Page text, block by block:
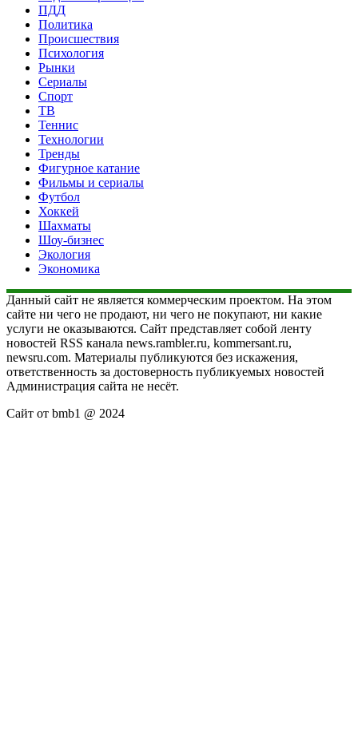
ПДД
Политика
Происшествия
Психология
Рынки
Сериалы
Спорт
ТВ
Теннис
Технологии
Тренды
Фигурное катание
Фильмы и сериалы
Футбол
Хоккей
Шахматы
Шоу-бизнес
Экология
Экономика
Данный сайт не является коммерческим проектом. На этом
сайте ни чего не продают, ни чего не покупают, ни какие
услуги не оказываются. Сайт представляет собой ленту
новостей RSS канала news.rambler.ru, kommersant.ru,
newsru.com. Материалы публикуются без искажения,
ответственность за достоверность публикуемых новостей
Администрация сайта не несёт.
Сайт от bmb1 @ 2024